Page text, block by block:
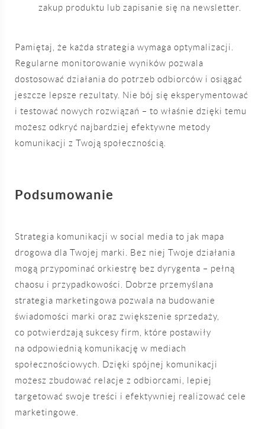
zakup produktu lub zapisanie się na newsletter.
Pamiętaj, że każda strategia wymaga optymalizacji.
Regularne monitorowanie wyników pozwala
dostosować działania do potrzeb odbiorców i osiągać
jeszcze lepsze rezultaty. Nie bój się eksperymentować
i testować nowych rozwiązań – to właśnie dzięki temu
możesz odkryć najbardziej efektywne metody
komunikacji z Twoją społecznością.
Podsumowanie
Strategia komunikacji w social media to jak mapa
drogowa dla Twojej marki. Bez niej Twoje działania
mogą przypominać orkiestrę bez dyrygenta – pełną
chaosu i przypadkowości. Dobrze przemyślana
strategia marketingowa pozwala na budowanie
świadomości marki oraz zwiększenie sprzedaży,
co potwierdzają sukcesy firm, które postawiły
na odpowiednią komunikację w mediach
społecznościowych. Dzięki spójnej komunikacji
możesz zbudować relacje z odbiorcami, lepiej
targetować swoje treści i efektywniej realizować cele
marketingowe.